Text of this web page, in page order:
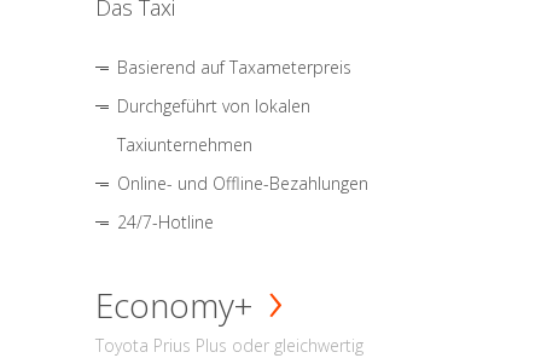
Das Taxi
Basierend auf Taxameterpreis
Durchgeführt von lokalen
Taxiunternehmen
Online- und Offline-Bezahlungen
24/7-Hotline
Economy+
Toyota Prius Plus oder gleichwertig